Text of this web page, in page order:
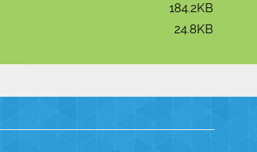
184.2KB
24.8KB